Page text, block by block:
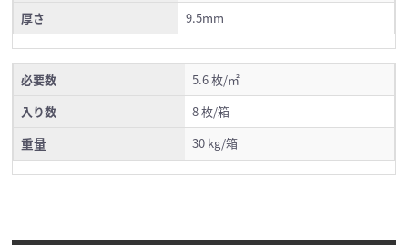
厚さ
9.5mm
必要数
5.6 枚/㎡
入り数
8 枚/箱
重量 30 kg/箱